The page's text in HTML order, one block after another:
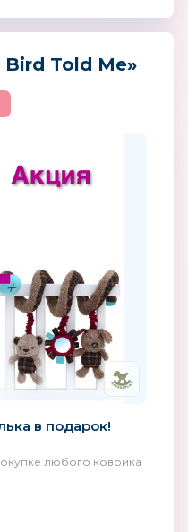
Told Me»
в подарок!
любого коврика